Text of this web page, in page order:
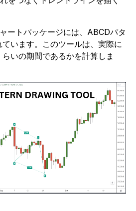
ートパッケージには、ABCDパタ
います。このツールは、実際に
いの期間であるかを計算しま